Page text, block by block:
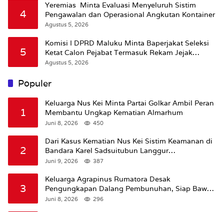
4
Yeremias Minta Evaluasi Menyeluruh Sistim
Pengawalan dan Operasional Angkutan Kontainer
Agustus 5, 2026
5
Komisi I DPRD Maluku Minta Baperjakat Seleksi
Ketat Calon Pejabat Termasuk Rekam Jejak
Hukum
Agustus 5, 2026
Populer
1
Keluarga Nus Kei Minta Partai Golkar Ambil Peran
Membantu Ungkap Kematian Almarhum
Juni 8, 2026 450
2
Dari Kasus Kematian Nus Kei Sistim Keamanan di
Bandara Karel Sadsuitubun Langgur
Dipertanyakan
Juni 9, 2026 387
3
Keluarga Agrapinus Rumatora Desak
Pengungkapan Dalang Pembunuhan, Siap Bawa
Kasus ke Komisi III DPR RI
Juni 8, 2026 296